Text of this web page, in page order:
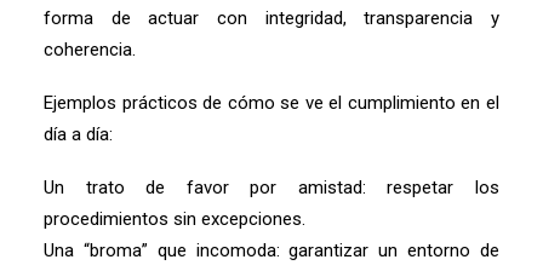
forma de actuar con integridad, transparencia y
coherencia.
Ejemplos prácticos de cómo se ve el cumplimiento en el
día a día:
Un trato de favor por amistad: respetar los
procedimientos sin excepciones.
Una “broma” que incomoda: garantizar un entorno de